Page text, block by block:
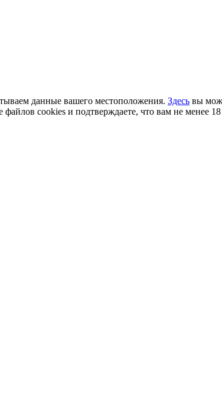
данные вашего местоположения. Здесь вы
cookies и подтверждаете, что вам не менее 18